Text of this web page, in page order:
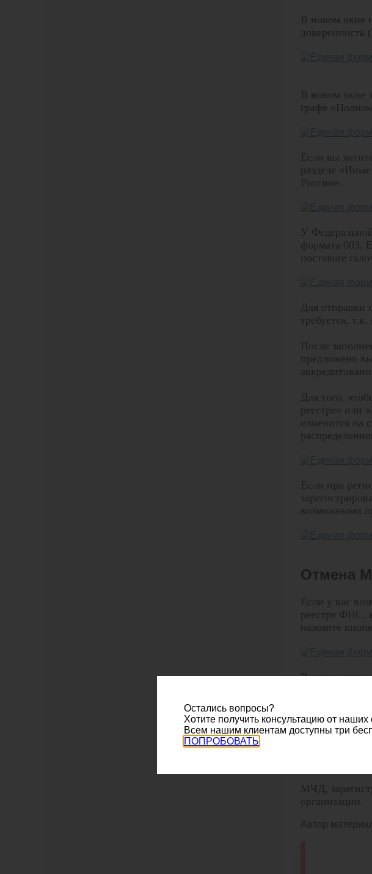
В новом окне
В новом окне
графе
Если вы
разделе
России».
У
формата 003.
поставьте
Для отправки
требуется,
После
предложено
Для того,
реестре» или
изменится на
Если при
возможными
Отмена
Если у вас
реестре ФНС,
нажмите
В новом окне
После
МЧД,
организации.
Автор
Остались вопросы?
Хотите получить консультацию от наших
Всем нашим клиентам доступны три
ПОПРОБОВАТЬ